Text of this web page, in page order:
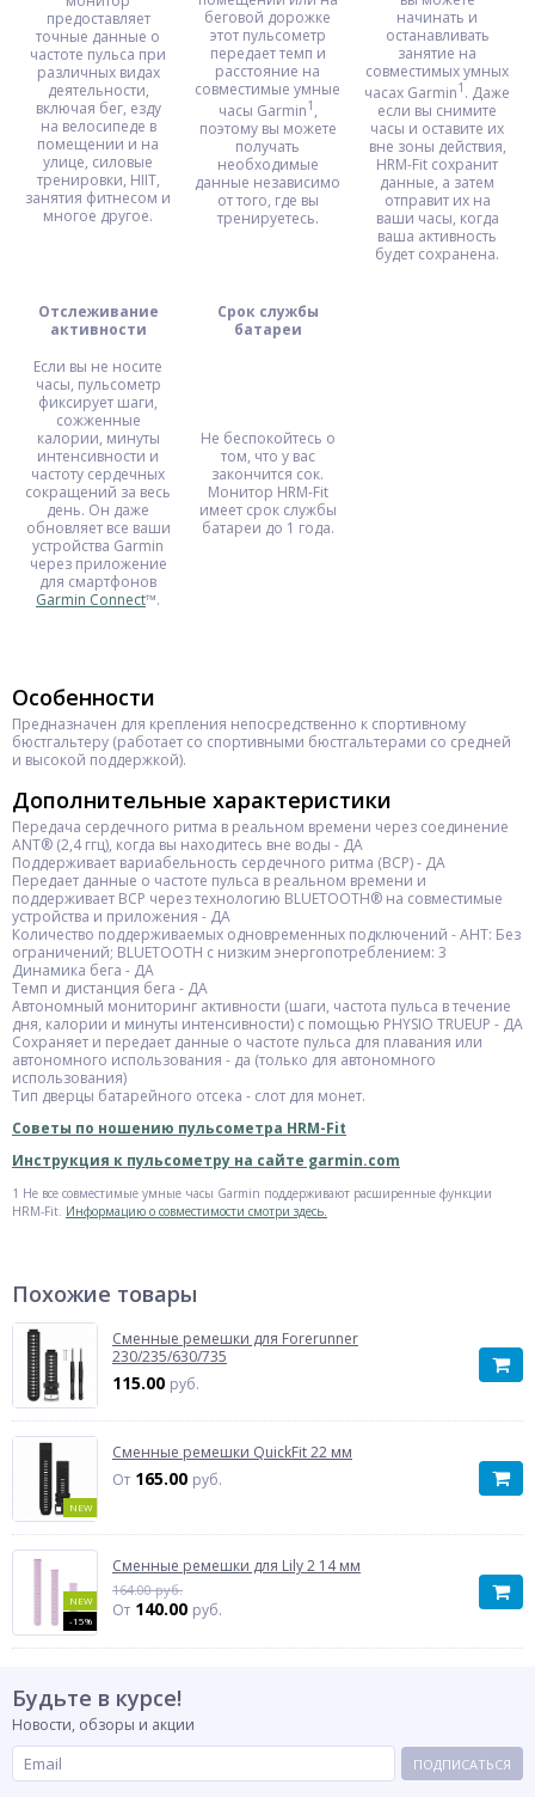
предоставляет
точные данные о
частоте пульса при
различных видах
деятельности,
включая бег, езду
на велосипеде в
помещении и на
улице, силовые
тренировки, HIIT,
занятия фитнесом и
многое другое.
беговой дорожке
этот пульсометр
передает темп и
расстояние на
совместимые умные
часы Garmin1 ,
поэтому вы можете
получать
необходимые
данные независимо
от того, где вы
тренируетесь.
начинать и
останавливать
занятие на
совместимых умных
часах Garmin1 . Даже
если вы снимите
часы и оставите их
вне зоны действия,
HRM-Fit сохранит
данные, а затем
отправит их на
ваши часы, когда
ваша активность
будет сохранена.
Отслеживание
активности
Срок службы
батареи
Если вы не носите
часы, пульсометр
фиксирует шаги,
сожженные
калории, минуты
интенсивности и
частоту сердечных
сокращений за весь
день. Он даже
обновляет все ваши
устройства Garmin
через приложение
для смартфонов
Garmin Connect™.
Не беспокойтесь о
том, что у вас
закончится сок.
Монитор HRM-Fit
имеет срок службы
батареи до 1 года.
Особенности
Предназначен для крепления непосредственно к спортивному
бюстгальтеру (работает со спортивными бюстгальтерами со средней
и высокой поддержкой).
Дополнительные характеристики
Передача сердечного ритма в реальном времени через соединение
ANT® (2,4 ггц), когда вы находитесь вне воды - ДА
Поддерживает вариабельность сердечного ритма (ВСР) - ДА
Передает данные о частоте пульса в реальном времени и
поддерживает ВСР через технологию BLUETOOTH® на совместимые
устройства и приложения - ДА
Количество поддерживаемых одновременных подключений - АНТ: Без
ограничений; BLUETOOTH с низким энергопотреблением: 3
Динамика бега - ДА
Темп и дистанция бега - ДА
Автономный мониторинг активности (шаги, частота пульса в течение
дня, калории и минуты интенсивности) с помощью PHYSIO TRUEUP - ДА
Cохраняет и передает данные о частоте пульса для плавания или
автономного использования - да (только для автономного
использования)
Тип дверцы батарейного отсека - слот для монет.
Советы по ношению пульсометра HRM-Fit
Инструкция к пульсометру на сайте garmin.com
1 Не все совместимые умные часы Garmin поддерживают расширенные функции
HRM-Fit. Информацию о совместимости смотри здесь.
Похожие товары
Сменные ремешки для Forerunner
230/235/630/735
115.00 руб.
NEW
Сменные ремешки QuickFit 22 мм
От 165.00 руб.
NEW
-15%
Сменные ремешки для Lily 2 14 мм
164.00 руб.
От 140.00 руб.
Будьте в курсе!
Новости, обзоры и акции
ПОДПИСАТЬСЯ